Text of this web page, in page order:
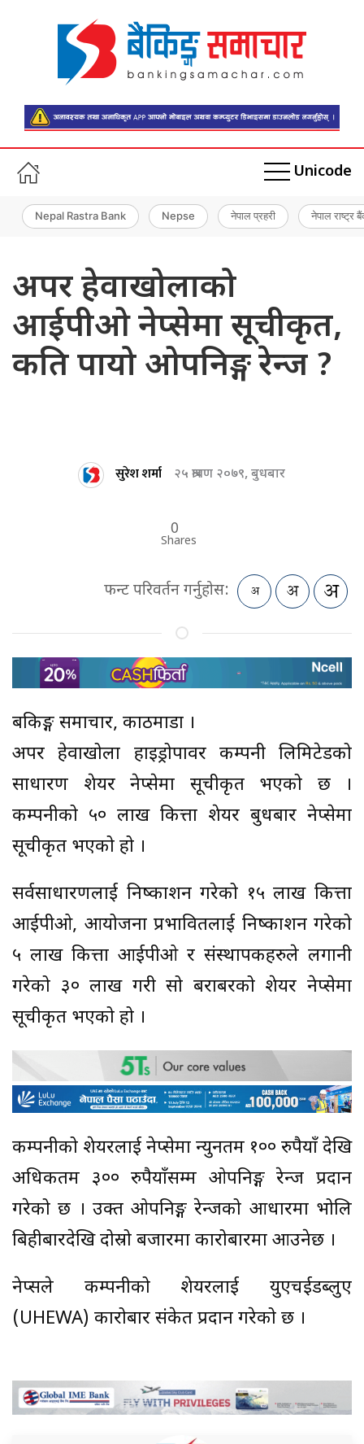
Unicode
Nepal Rastra Bank Nepse नेपाल प्रहरी नेपाल राष्ट्र
अपर हेवाखोलाको
आईपीओ नेप्सेमा सूचीकृत,
कति पायो ओपनिङ्ग रेन्ज ?
सुरेश शर्मा २५ श्रावण २०७९, बुधबार
0
Shares
फन्ट परिवर्तन गर्नुहोस:
बैंकिङ्ग समाचार, काठमाडौं ।
अपर हेवाखोला हाइड्रोपावर कम्पनी लिमिटेडको
साधारण शेयर नेप्सेमा सूचीकृत भएको छ ।
कम्पनीको ५० लाख कित्ता शेयर बुधबार नेप्सेमा
सूचीकृत भएको हो ।
सर्वसाधारणलाई निष्काशन गरेको १५ लाख कित्ता
आईपीओ, आयोजना प्रभावितलाई निष्काशन गरेको
५ लाख कित्ता आईपीओ र संस्थापकहरुले लगानी
गरेको ३० लाख गरी सो बराबरको शेयर नेप्सेमा
सूचीकृत भएको हो ।
कम्पनीको शेयरलाई नेप्सेमा न्युनतम १०० रुपैयाँ देखि
अधिकतम ३०० रुपैयाँसम्म ओपनिङ्ग रेन्ज प्रदान
गरेको छ । उक्त ओपनिङ्ग रेन्जको आधारमा भोलि
बिहीबारदेखि दोस्रो बजारमा कारोबारमा आउनेछ ।
नेप्सले कम्पनीको शेयरलाई युएचईडब्लुए
(UHEWA) कारोबार संकेत प्रदान गरेको छ ।